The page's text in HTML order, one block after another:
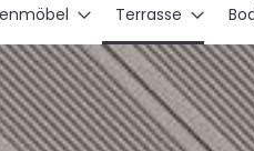
Terrasse